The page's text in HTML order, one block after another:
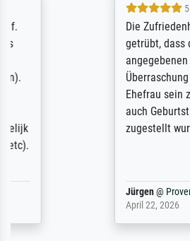
5 / 5
Die Zufriedenheit ist auch
getrübt, dass das Bild
angegebenen
Überraschung für die
Ehefrau sein zum
auch Geburtstag sein) doch
zugestellt wurde.
ProvenExpert